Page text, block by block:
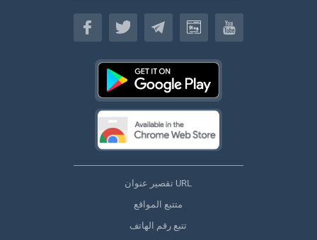
(اللغة العربية)
تقصير عنوان URL
متتبع المواقع
تتبع رقم الهاتف